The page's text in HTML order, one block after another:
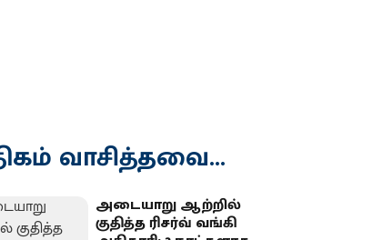
வாசித்தவை...
அடையாறு ஆற்றில்
குதித்த ரிசர்வ் வங்கி